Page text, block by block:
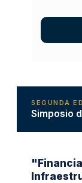
SEGUNDA
Simposio